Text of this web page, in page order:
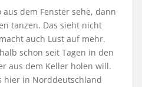
aus dem Fenster sehe, dann
tanzen. Das sieht nicht
auch Lust auf mehr.
schon seit Tagen in den
aus dem Keller holen will.
hier in Norddeutschland